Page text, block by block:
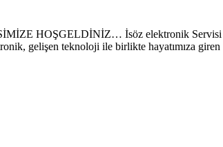
İsöz elektronik Servisi adı
gelişen teknoloji ile birlikte hayatımıza